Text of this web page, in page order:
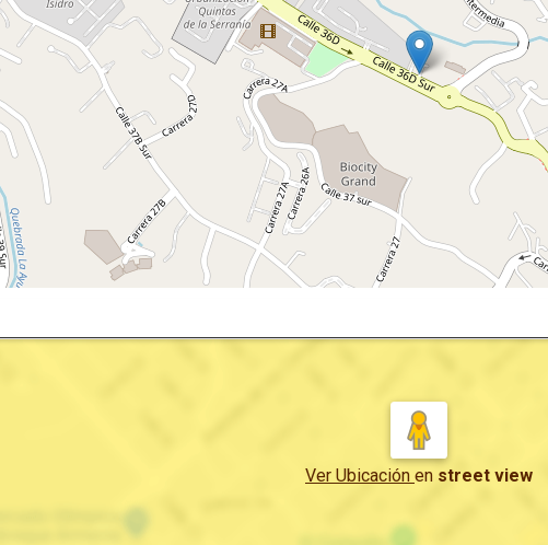
Ver Ubicación en street view